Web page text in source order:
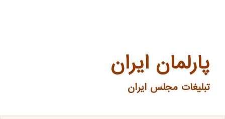
پارلمان ایران
تبلیغات مجلس ایران